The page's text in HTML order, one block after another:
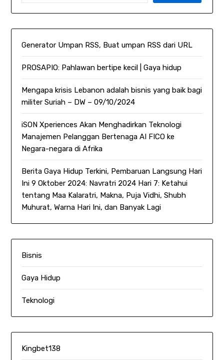
Generator Umpan RSS, Buat umpan RSS dari URL
PROSAPIO: Pahlawan bertipe kecil | Gaya hidup
Mengapa krisis Lebanon adalah bisnis yang baik bagi
militer Suriah – DW – 09/10/2024
iSON Xperiences Akan Menghadirkan Teknologi
Manajemen Pelanggan Bertenaga AI FICO ke
Negara-negara di Afrika
Berita Gaya Hidup Terkini, Pembaruan Langsung Hari
Ini 9 Oktober 2024: Navratri 2024 Hari 7: Ketahui
tentang Maa Kalaratri, Makna, Puja Vidhi, Shubh
Muhurat, Warna Hari Ini, dan Banyak Lagi
Bisnis
Gaya Hidup
Teknologi
Kingbet138